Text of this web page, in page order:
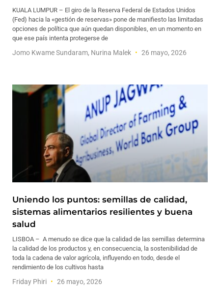
KUALA LUMPUR – El giro de la Reserva Federal de Estados Unidos
(Fed) hacia la «gestión de reservas» pone de manifiesto las limitadas
opciones de política que aún quedan disponibles, en un momento en
que ese país intenta protegerse de
Jomo Kwame Sundaram, Nurina Malek 26 mayo, 2026
Uniendo los puntos: semillas de calidad,
sistemas alimentarios resilientes y buena
salud
LISBOA – A menudo se dice que la calidad de las semillas determina
la calidad de los productos y, en consecuencia, la sostenibilidad de
toda la cadena de valor agrícola, influyendo en todo, desde el
rendimiento de los cultivos hasta
Friday Phiri 26 mayo, 2026